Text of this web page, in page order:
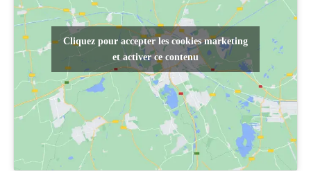
Cliquez pour accepter les cookies marketing
et activer ce contenu